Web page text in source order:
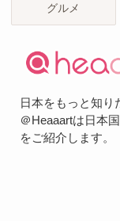
グルメ
日本をもっと知り
＠Heaaartは日本
をご紹介します。